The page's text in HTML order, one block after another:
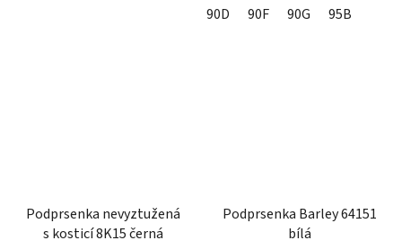
90D 90F 90G 95B
Podprsenka nevyztužená
s kosticí 8K15 černá
Podprsenka Barley 64151
bílá